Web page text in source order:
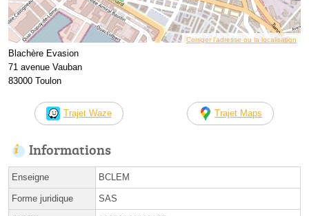
Corriger l’adresse ou la localisation
Blachère Evasion
71 avenue Vauban
83000 Toulon
Trajet Waze Trajet Maps
Informations
Enseigne BCLEM
Forme juridique SAS